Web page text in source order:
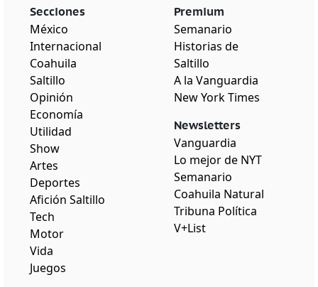
Secciones
México
Internacional
Coahuila
Saltillo
Opinión
Economía
Utilidad
Show
Artes
Deportes
Afición Saltillo
Tech
Motor
Vida
Juegos
Premium
Semanario
Historias de
Saltillo
A la Vanguardia
New York Times
Newsletters
Vanguardia
Lo mejor de NYT
Semanario
Coahuila Natural
Tribuna Política
V+List